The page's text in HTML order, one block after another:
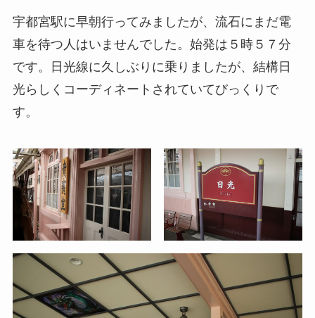
宇都宮駅に早朝行ってみましたが、流石にまだ電
車を待つ人はいませんでした。始発は５時５７分
です。日光線に久しぶりに乗りましたが、結構日
光らしくコーディネートされていてびっくりで
す。